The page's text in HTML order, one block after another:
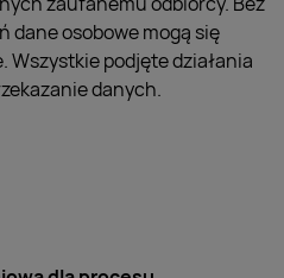
dane osobowe mogą się
Wszystkie podjęte działania
danych.